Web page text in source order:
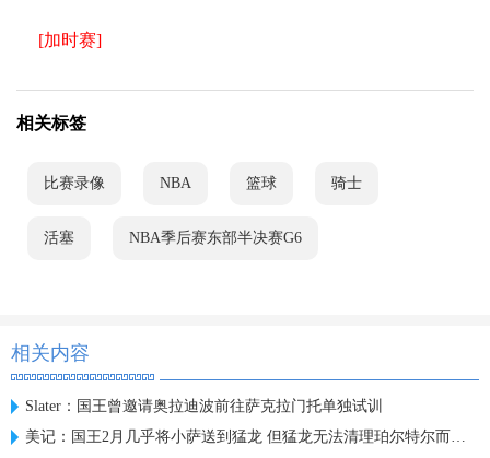
[加时赛]
相关标签
比赛录像 NBA 篮球 骑士
活塞 NBA季后赛东部半决赛G6
相关内容
Slater：国王曾邀请奥拉迪波前往萨克拉门托单独试训
美记：国王2月几乎将小萨送到猛龙 但猛龙无法清理珀尔特尔而告吹